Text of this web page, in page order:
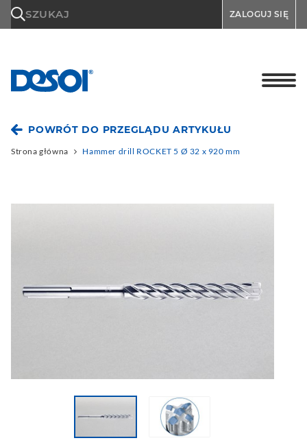
SZUKAJ ZALOGUJ SIĘ
POWRÓT DO PRZEGLĄDU ARTYKUŁU
Strona główna Hammer drill ROCKET 5 Ø 32 x 920 mm